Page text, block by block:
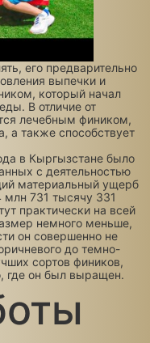
его предварительно
выпечки и
который начал
В отличие от
лечебным фиником,
а также способствует
в Кыргызстане было
с деятельностью
материальный ущерб
731 тысячу 331
практически на всей
немного меньше,
он совершенно не
до темно-
сортов фиников,
где он был выращен.